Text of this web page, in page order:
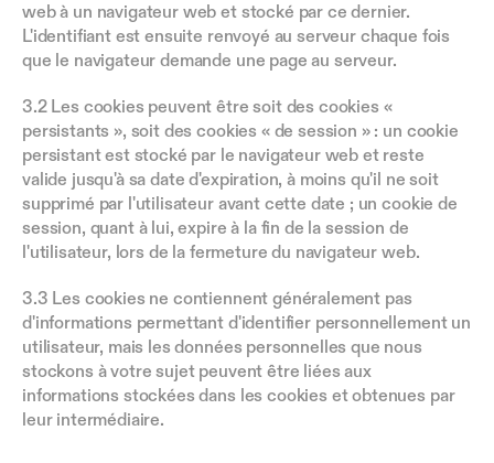
web à un navigateur web et stocké par ce dernier.
L'identifiant est ensuite renvoyé au serveur chaque fois
que le navigateur demande une page au serveur.
3.2 Les cookies peuvent être soit des cookies «
persistants », soit des cookies « de session » : un cookie
persistant est stocké par le navigateur web et reste
valide jusqu'à sa date d'expiration, à moins qu'il ne soit
supprimé par l'utilisateur avant cette date ; un cookie de
session, quant à lui, expire à la fin de la session de
l'utilisateur, lors de la fermeture du navigateur web.
3.3 Les cookies ne contiennent généralement pas
d'informations permettant d'identifier personnellement un
utilisateur, mais les données personnelles que nous
stockons à votre sujet peuvent être liées aux
informations stockées dans les cookies et obtenues par
leur intermédiaire.